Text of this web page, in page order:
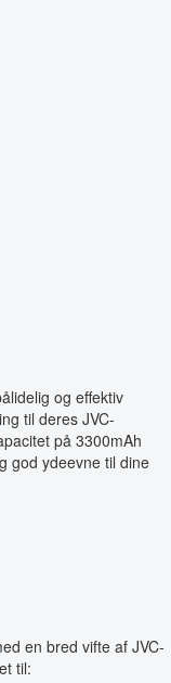
og effektiv
til deres JVC-
på 3300mAh
god ydeevne til dine
en bred vifte af JVC-
til: